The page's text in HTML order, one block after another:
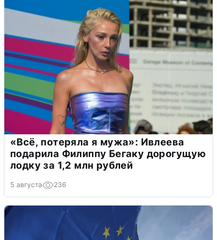
«Всё, потеряла я мужа»: Ивлеева
подарила Филиппу Бегаку дорогущую
лодку за 1,2 млн рублей
5 августа 236